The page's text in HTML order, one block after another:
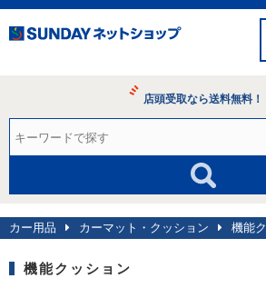
店頭受取なら送料無料！
カー用品 カーマット・クッション 機能
機能クッション